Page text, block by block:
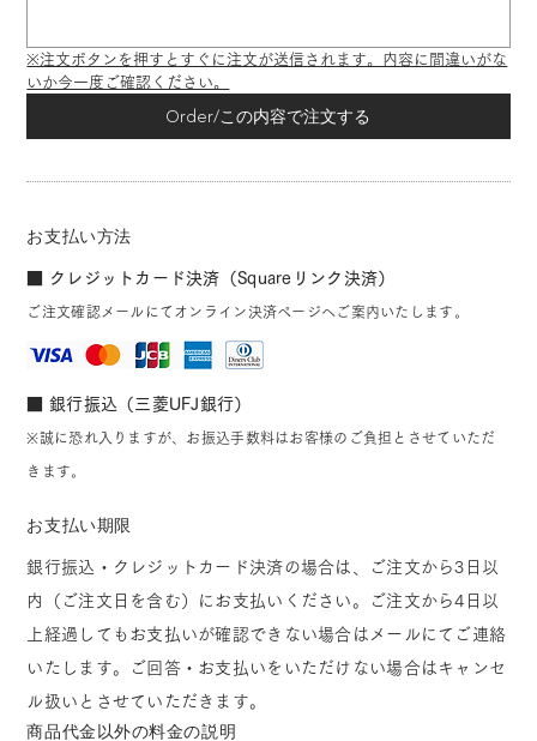
※注文ボタンを押すとすぐに注文が送信されます。内容に間違いがな
いか今一度ご確認ください。
Order/この内容で注文する
お支払い方法
■ クレジットカード決済（Squareリンク決済）
ご注文確認メールにてオンライン決済ページへご案内いたします。
■ 銀行振込（三菱UFJ銀行）
※誠に恐れ入りますが、お振込手数料はお客様のご負担とさせていただ
きます。
お支払い期限
銀行振込・クレジットカード決済の場合は、ご注文から3日以
内（ご注文日を含む）にお支払いください。ご注文から4日以
上経過してもお支払いが確認できない場合はメールにてご連絡
いたします。ご回答・お支払いをいただけない場合はキャンセ
ル扱いとさせていただきます。
商品代金以外の料金の説明